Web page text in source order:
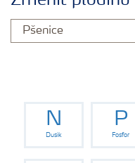
Hnojiva
Bezpečnost hnojiv
N
Dusík
P
Fosfor